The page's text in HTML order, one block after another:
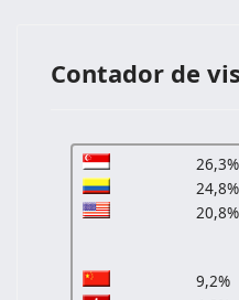
Contador de
26,3%
24,8%
20,8%
9,2%